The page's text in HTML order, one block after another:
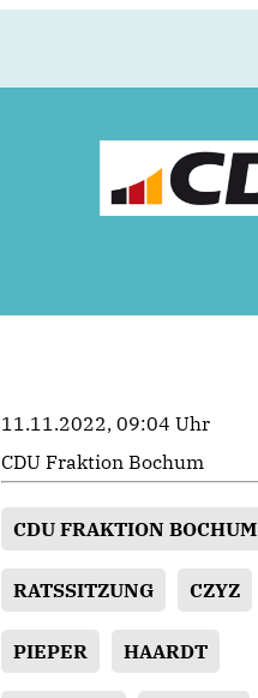
11.11.2022, 09:04 Uhr
CDU Fraktion Bochum
CDU FRAKTION BOCHUM
RATSSITZUNG CZYZ
PIEPER HAARDT